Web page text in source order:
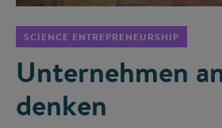
SCIENCE ENTREPRENEURSHIP
Unternehmen
denken